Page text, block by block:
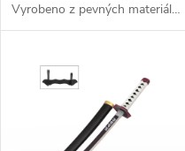
Vyrobeno z pevných materiálů,
upravených pro lehký kontaktní